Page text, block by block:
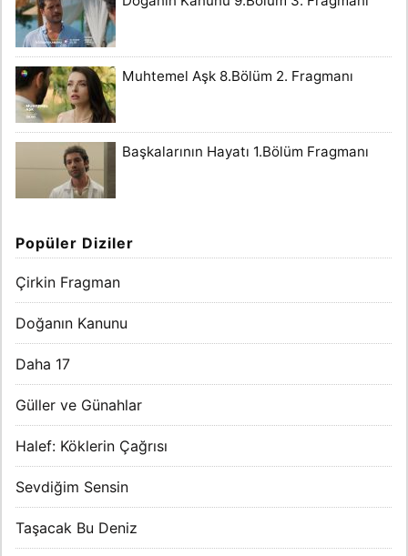
Muhtemel Aşk 8.Bölüm 2. Fragmanı
Başkalarının Hayatı 1.Bölüm Fragmanı
Popüler Diziler
Çirkin Fragman
Doğanın Kanunu
Daha 17
Güller ve Günahlar
Halef: Köklerin Çağrısı
Sevdiğim Sensin
Taşacak Bu Deniz